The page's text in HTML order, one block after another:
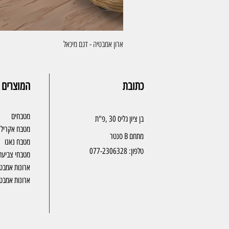
ארון אמבטיה - דגם מיכאל
מטבחים
מטבח אקריל
מטבח נאנו
מטבחי
ארונות
ארונות
כתובת
בן ציון גליס 30 ,פ"ת
מתחם B סנטר
טלפון:077-2306328